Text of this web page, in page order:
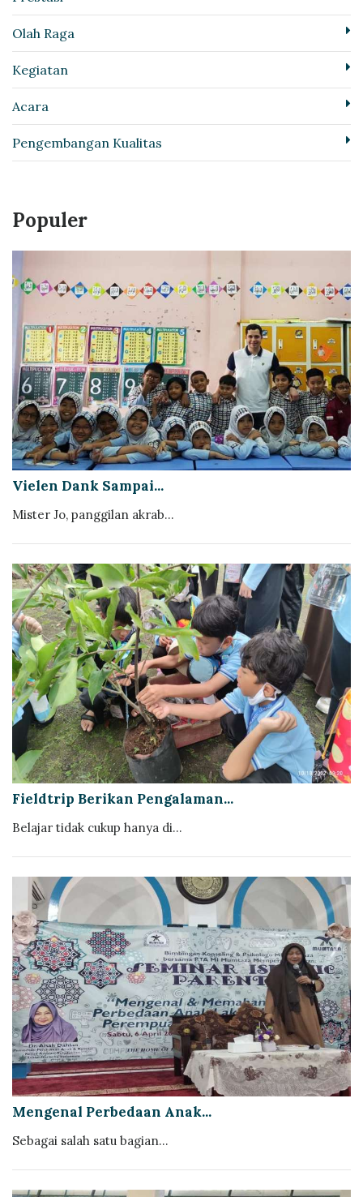
Olah Raga
Kegiatan
Acara
Pengembangan Kualitas
Populer
Vielen Dank Sampai...
Mister Jo, panggilan akrab...
Fieldtrip Berikan Pengalaman...
Belajar tidak cukup hanya di...
Mengenal Perbedaan Anak...
Sebagai salah satu bagian...